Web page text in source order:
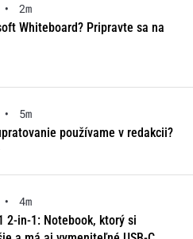
•
2m
Whiteboard? Pripravte sa na
•
5m
používame v redakcii?
•
4m
2-in-1: Notebook, ktorý si